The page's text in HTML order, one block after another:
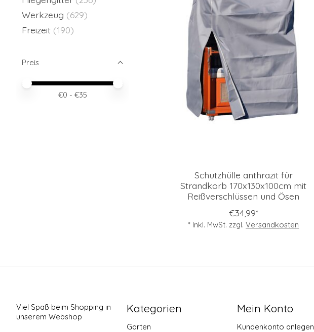
Werkzeug (629)
Freizeit (190)
Preis
Preis – Mindestwert
Price maximum value
€0 - €35
Schutzhülle anthrazit für
Strandkorb 170x130x100cm mit
Reißverschlüssen und Ösen
€34,99*
* Inkl. MwSt. zzgl.Versandkosten
Viel Spaß beim Shopping in
unserem Webshop
Kategorien
Garten
Mein Konto
Kundenkonto anlegen